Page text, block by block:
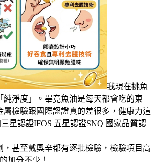
我現在挑魚
純淨度」。畢竟魚油是每天都會吃的東
屬檢驗跟國際認證真的差很多，健康力這
星認證IFOS 五星認證SNQ 國家品質認
，甚至戴奧辛都有逐批檢驗，檢驗項目高
加分不少！